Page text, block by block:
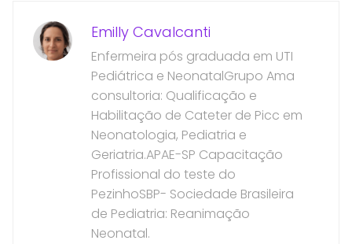
Emilly Cavalcanti
Enfermeira pós graduada em UTI
Pediátrica e NeonatalGrupo Ama
consultoria: Qualificação e
Habilitação de Cateter de Picc em
Neonatologia, Pediatria e
Geriatria.APAE-SP Capacitação
Profissional do teste do
PezinhoSBP- Sociedade Brasileira
de Pediatria: Reanimação
Neonatal.